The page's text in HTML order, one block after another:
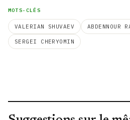
MOTS-CLÉS
VALERIAN SHUVAEV ABDENNOUR
SERGEI CHERYOMIN